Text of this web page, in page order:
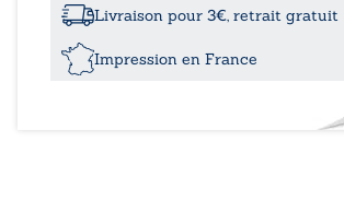
Livraison pour 3€, retrait gratuit
Impression en France